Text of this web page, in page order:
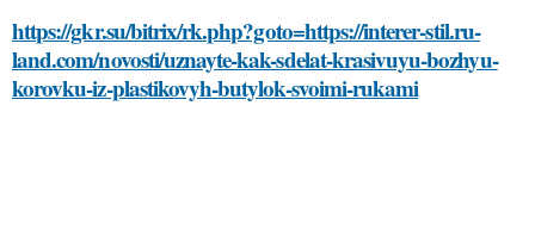
https://gkr.su/bitrix/rk.php?goto=https://interer-stil.ru-
land.com/novosti/uznayte-kak-sdelat-krasivuyu-bozhyu-
korovku-iz-plastikovyh-butylok-svoimi-rukami